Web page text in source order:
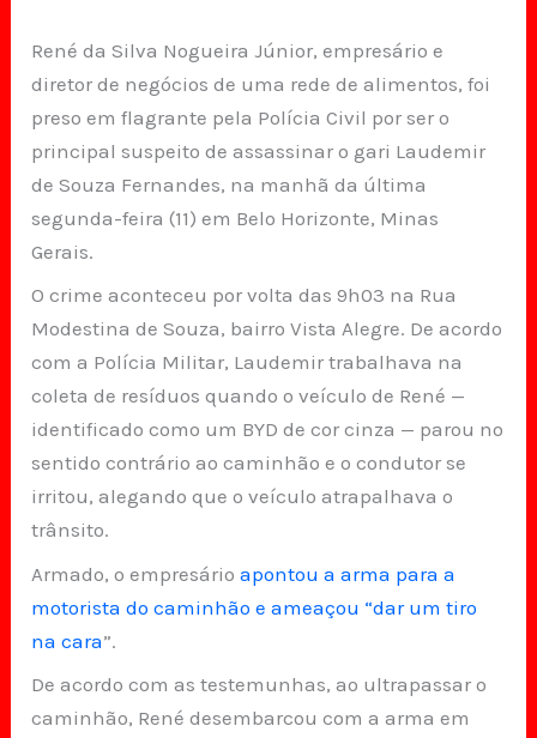
René da Silva Nogueira Júnior, empresário e
diretor de negócios de uma rede de alimentos, foi
preso em flagrante pela Polícia Civil por ser o
principal suspeito de assassinar o gari Laudemir
de Souza Fernandes, na manhã da última
segunda-feira (11) em Belo Horizonte, Minas
Gerais.
O crime aconteceu por volta das 9h03 na Rua
Modestina de Souza, bairro Vista Alegre. De acordo
com a Polícia Militar, Laudemir trabalhava na
coleta de resíduos quando o veículo de René —
identificado como um BYD de cor cinza — parou no
sentido contrário ao caminhão e o condutor se
irritou, alegando que o veículo atrapalhava o
trânsito.
Armado, o empresárioapontou a arma para a
motorista do caminhão e ameaçou “dar um tiro
na cara”.
De acordo com as testemunhas, ao ultrapassar o
caminhão, René desembarcou com a arma em